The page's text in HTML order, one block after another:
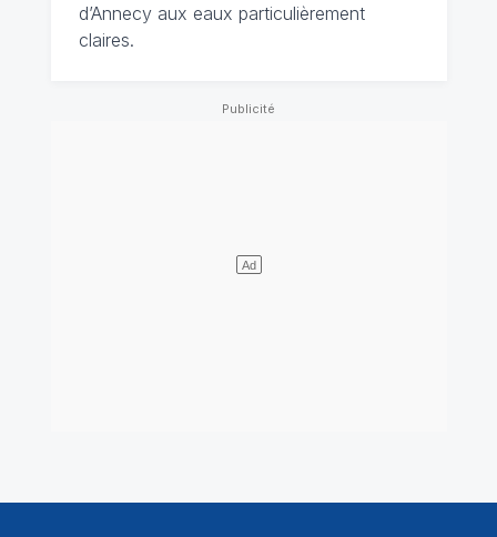
d’Annecy aux eaux particulièrement
claires.